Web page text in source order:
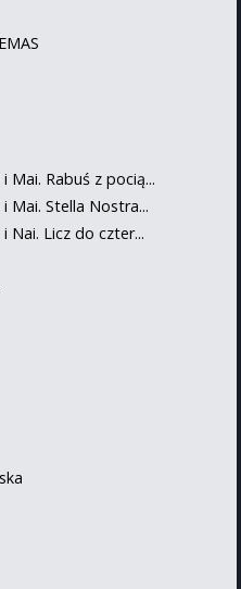
Rabuś z pocią...
Mai. Stella Nostra...
Nai. Licz do czter...